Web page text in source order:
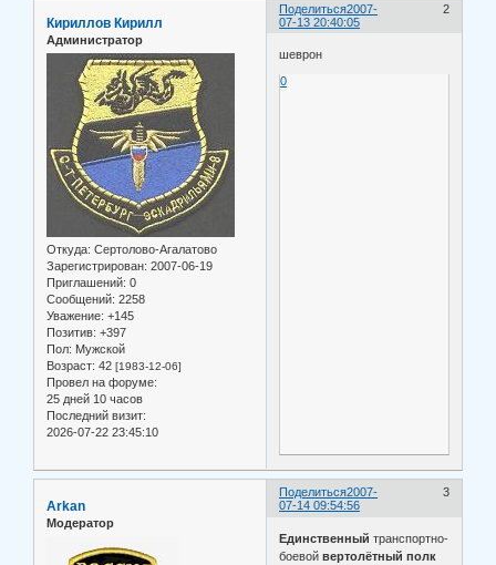
Поделиться 2
2007-
07-13 20:40:05
Кириллов Кирилл
Администратор
Откуда: Сертолово-Агалатово
Зарегистрирован: 2007-06-19
Приглашений: 0
Сообщений: 2258
Уважение: +145
Позитив: +397
Пол: Мужской
Возраст: 42 [1983-12-06]
Провел на форуме:
25 дней 10 часов
Последний визит:
2026-07-22 23:45:10
шеврон
0
Поделиться 3
2007-
07-14 09:54:56
Arkan
Модератор
Единственный транспортно-
боевойвертолётный полк